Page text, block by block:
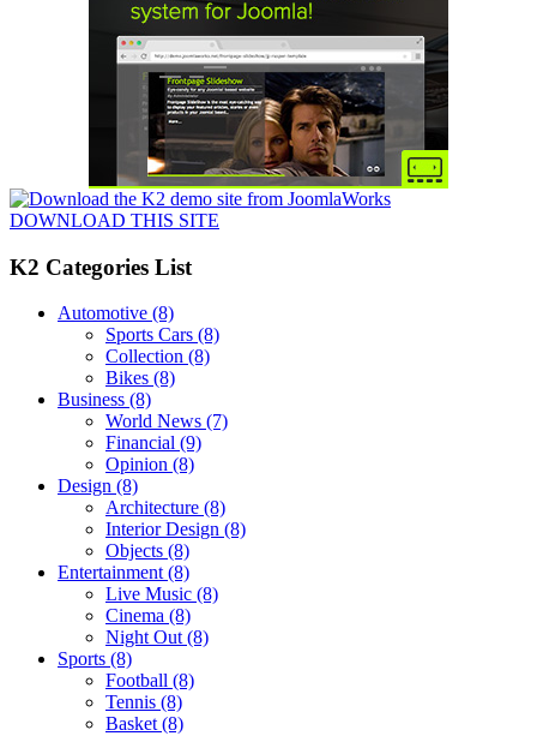
DOWNLOAD THIS SITE
K2 Categories List
Automotive (8)
Sports Cars (8)
Collection (8)
Bikes (8)
Business (8)
World News (7)
Financial (9)
Opinion (8)
Design (8)
Architecture (8)
Interior Design (8)
Objects (8)
Entertainment (8)
Live Music (8)
Cinema (8)
Night Out (8)
Sports (8)
Football (8)
Tennis (8)
Basket (8)